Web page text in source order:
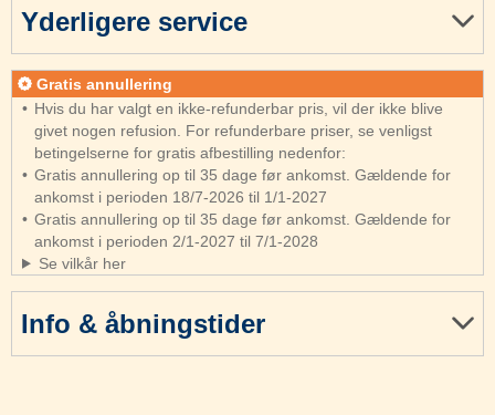
Info & åbningstider
Yderligere service
Gratis annullering
Hvis du har valgt en ikke-refunderbar pris, vil der ikke blive
givet nogen refusion. For refunderbare priser, se venligst
betingelserne for gratis afbestilling nedenfor:
Gratis annullering op til 35 dage før ankomst. Gældende for
ankomst i perioden 18/7-2026 til 1/1-2027
Gratis annullering op til 35 dage før ankomst. Gældende for
ankomst i perioden 2/1-2027 til 7/1-2028
Se vilkår her